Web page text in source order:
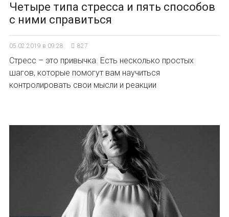
Четыре типа стресса и пять способов
с ними справиться
05.02.2019 в 09:28 827
Стресс – это привычка. Есть несколько простых
шагов, которые помогут вам научиться
контролировать свои мысли и реакции